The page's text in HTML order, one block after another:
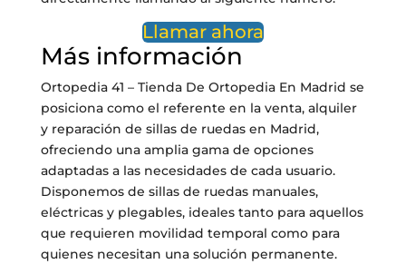
Llamar ahora
Más información
Ortopedia 41 – Tienda De Ortopedia En Madrid se
posiciona como el referente en la venta, alquiler
y reparación de sillas de ruedas en Madrid,
ofreciendo una amplia gama de opciones
adaptadas a las necesidades de cada usuario.
Disponemos de sillas de ruedas manuales,
eléctricas y plegables, ideales tanto para aquellos
que requieren movilidad temporal como para
quienes necesitan una solución permanente.